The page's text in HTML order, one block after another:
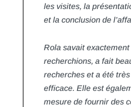
les visites, la
et la conclusion de
Rola savait exactement
recherchions, a fait
recherches et a été
efficace. Elle est
mesure de fournir des